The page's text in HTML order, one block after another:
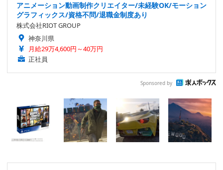
アニメーション動画制作クリエイター/未経験OK/モーション
グラフィックス/資格不問/退職金制度あり
株式会社RIOT GROUP
神奈川県
月給29万4,600円～40万円
正社員
Sponsored by